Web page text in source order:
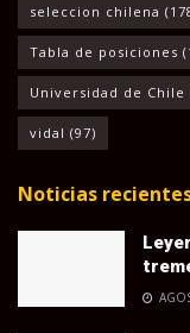
seleccion chilena
Tabla de posiciones
Universidad de Chile
vidal (97)
Noticias